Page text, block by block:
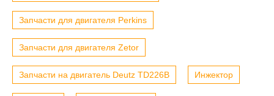
Запчасти для двигателя Perkins
Запчасти для двигателя Zetor
Запчасти на двигатель Deutz TD226B Инжектор